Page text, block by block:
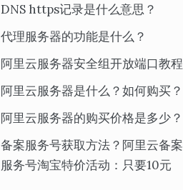
DNS https记录是什么意思？
代理服务器的功能是什么？
阿里云服务器安全组开放端口教程
阿里云服务器是什么？如何购买？
阿里云服务器的购买价格是多少？
备案服务号获取方法？阿里云备案
服务号淘宝特价活动：只要10元